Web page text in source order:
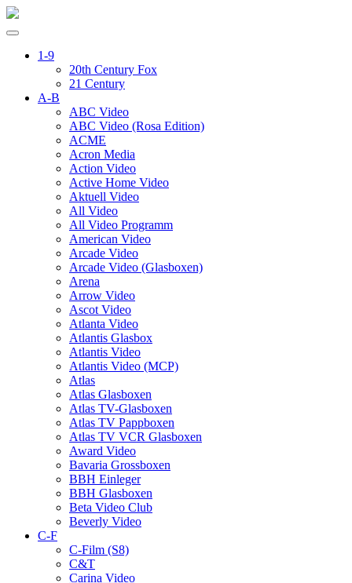
1-9
20th Century Fox
21 Century
A-B
ABC Video
ABC Video (Rosa Edition)
ACME
Acron Media
Action Video
Active Home Video
Aktuell Video
All Video
All Video Programm
American Video
Arcade Video
Arcade Video (Glasboxen)
Arena
Arrow Video
Ascot Video
Atlanta Video
Atlantis Glasbox
Atlantis Video
Atlantis Video (MCP)
Atlas
Atlas Glasboxen
Atlas TV-Glasboxen
Atlas TV Pappboxen
Atlas TV VCR Glasboxen
Award Video
Bavaria Grossboxen
BBH Einleger
BBH Glasboxen
Beta Video Club
Beverly Video
C-F
C-Film (S8)
C&T
Carina Video